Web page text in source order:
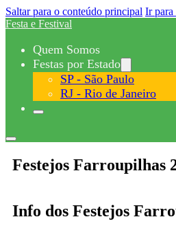
Saltar para o conteúdo principal Ir para
Festa e Festival
Quem Somos
Festas por Estado
SP - São Paulo
RJ - Rio de Janeiro
Festejos Farroupilhas
Info dos Festejos